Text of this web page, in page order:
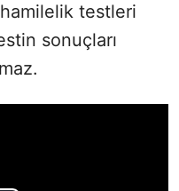
testleri
sonuçları